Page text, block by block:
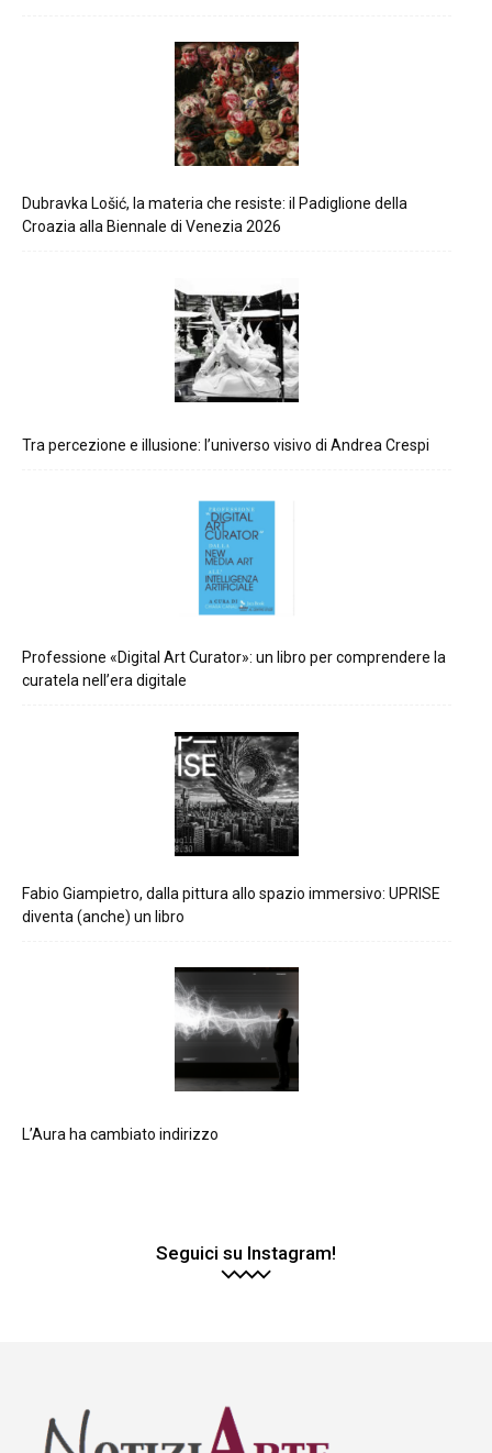
Dubravka Lošić, la materia che resiste: il Padiglione della
Croazia alla Biennale di Venezia 2026
Tra percezione e illusione: l’universo visivo di Andrea Crespi
Professione «Digital Art Curator»: un libro per comprendere la
curatela nell’era digitale
Fabio Giampietro, dalla pittura allo spazio immersivo: UPRISE
diventa (anche) un libro
L’Aura ha cambiato indirizzo
Seguici su Instagram!